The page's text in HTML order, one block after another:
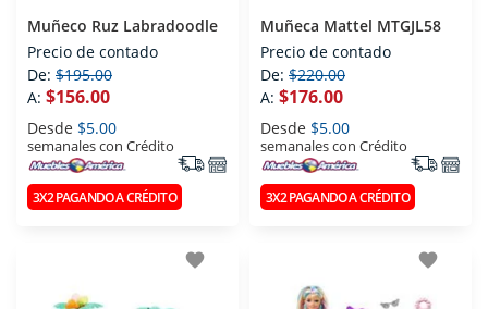
Muñeco Ruz Labradoodle
Precio de contado
De: $195.00
A: $156.00
Desde $5.00
semanales con Crédito
3X2 PAGANDO A CRÉDITO
Muñeca Mattel MTGJL58
Precio de contado
De: $220.00
A: $176.00
Desde $5.00
semanales con Crédito
3X2 PAGANDO A CRÉDITO
favorite favorite